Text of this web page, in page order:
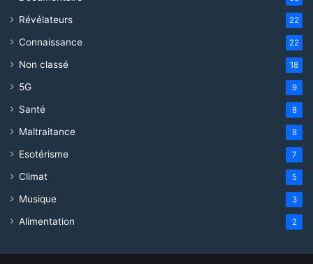
Révélateurs 22
Connaissance 22
Non classé 18
5G 9
Santé 8
Maltraitance 8
Esotérisme 7
Climat 5
Musique 3
Alimentation 2